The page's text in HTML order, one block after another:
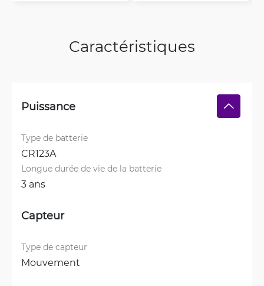
Caractéristiques
Puissance
Type de batterie
CR123A
Longue durée de vie de la batterie
3 ans
Capteur
Type de capteur
Mouvement